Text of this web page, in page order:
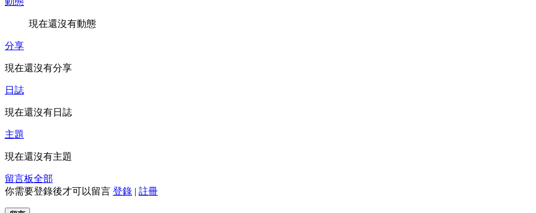
現在還沒有動態
分享
現在還沒有分享
日誌
現在還沒有日誌
主題
現在還沒有主題
留言板全部
你需要登錄後才可以留言 登錄 | 註冊